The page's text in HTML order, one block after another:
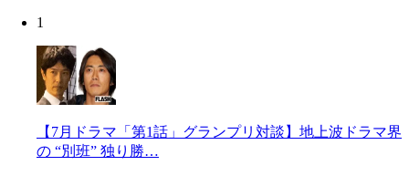
1
【7月ドラマ「第1話」グランプリ対談】地上波ドラマ界
の “別班” 独り勝…